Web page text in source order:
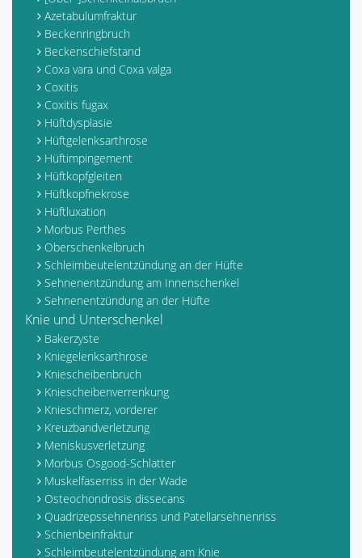
Azetabulumfraktur
Beckenringbruch
Beckenschiefstand
Coxa vara und Coxa valga
Coxitis
Coxitis fugax
Hüftdysplasie
Hüftgelenksarthrose
Hüftimpingement
Hüftkopfgleiten
Hüftkopfnekrose
Hüftluxation
Morbus Perthes
Oberschenkelbruch
Schleimbeutelentzündung an der Hüfte
Sehnenentzündung am Innenschenkel
Sehnenentzündung an der Hüfte
Knie und Unterschenkel
Bakerzyste
Kniegelenksarthrose
Kniescheibenbruch
Kniescheibenverrenkung
Knieschmerz, vorderer
Kreuzbandverletzung
Meniskusverletzung
Morbus Osgood-Schlatter
Muskelfaserriss in der Wade
Osteochondrosis dissecans
Quadrizepssehnenriss und Patellarsehnenriss
Schienbeinfraktur
Schleimbeutelentzündung am Knie